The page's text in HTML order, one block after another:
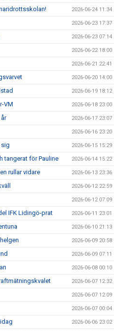
2026-06-24 11:34
2026-06-23 17:37
2026-06-23 07:14
2026-06-22 18:00
2026-06-21 22:41
2026-06-20 14:00
2026-06-19 18:12
VM 2026-06-18 23:00
2026-06-17 23:07
2026-06-16 23:20
sig 2026-06-15 15:29
tangerat för Pauline 2026-06-14 15:22
rullar vidare 2026-06-13 23:36
2026-06-12 22:59
2026-06-12 07:09
IFK Lidingö-prat 2026-06-11 23:01
2026-06-10 21:13
2026-06-09 20:58
2026-06-09 07:11
2026-06-08 00:10
2026-06-07 12:32
2026-06-07 12:09
2026-06-07 00:04
2026-06-06 23:02